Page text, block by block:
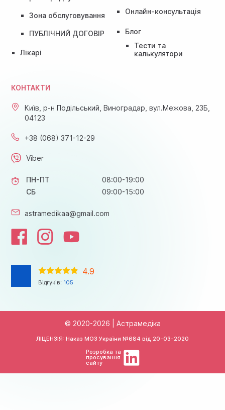
Зона обслуговування
ПУБЛІЧНИЙ ДОГОВІР
Лікарі
Онлайн-консультація
Блог
Тести та
калькулятори
КОНТАКТИ
Київ, р-н Подільський, Виноградар, вул.Межова, 23Б,
04123
+38 (068) 371-12-29
Viber
ПН-ПТ
08:00-19:00
СБ
09:00-15:00
astramedikaa@gmail.com
4.9
Відгуків: 105
© 2020-2026 | Астрамедіка
ЛІЦЕНЗІЯ: Наказ МОЗ України №684 від 20-03-2020
Розробка та
просування
сайту